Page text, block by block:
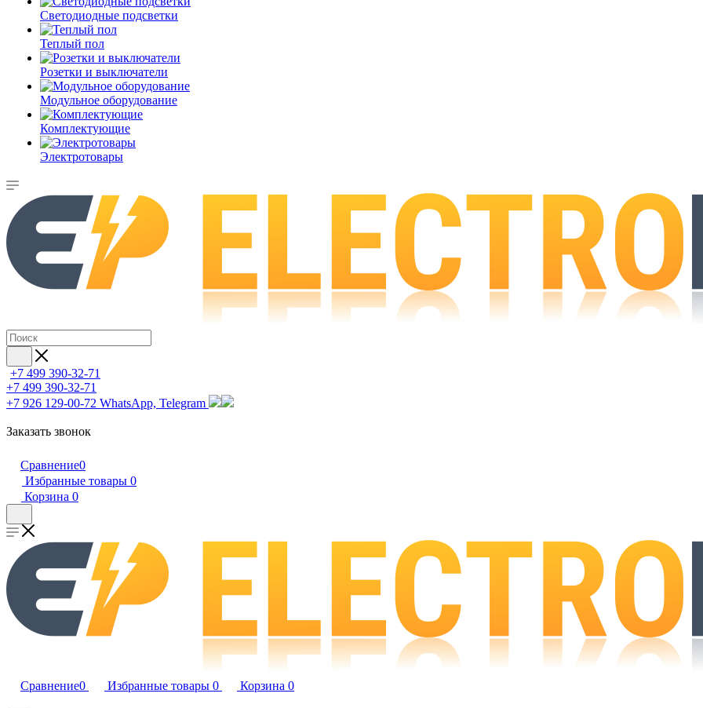
Светодиодные подсветки
Теплый пол
Розетки и выключатели
Модульное оборудование
Комплектующие
Электротовары
+7 499 390-32-71
+7 499 390-32-71
+7 926 129-00-72 WhatsApp, Telegram
Заказать звонок
Сравнение0
Избранные товары 0
Корзина 0
Сравнение0 Избранные товары 0 Корзина 0